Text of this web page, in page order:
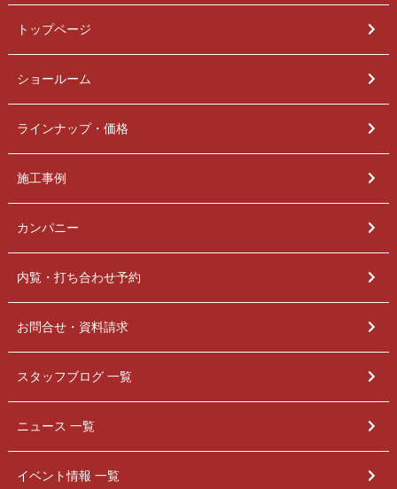
トップページ
ショールーム
ラインナップ・価格
施工事例
カンパニー
内覧・打ち合わせ予約
お問合せ・資料請求
スタッフブログ 一覧
ニュース 一覧
イベント情報 一覧